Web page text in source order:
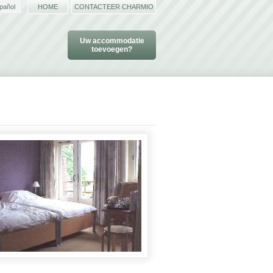
Uw accommodatie
toevoegen?
HOME CONTACTEER CHARMIO